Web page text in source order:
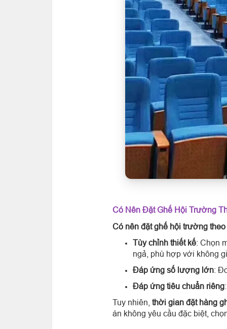
Có Nên Đặt Ghế Hội Trường
Có nên đặt ghế hội trường
Tùy chỉnh thiết kế: Chọn
ngả, phù hợp với không
Đáp ứng số lượng lớn:
Đáp ứng tiêu chuẩn riêng
Tuy nhiên, thời gian đặt hàng
án không yêu cầu đặc biệt,